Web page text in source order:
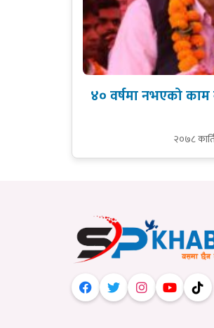
४० वर्षमा नभएको काम
२०७८